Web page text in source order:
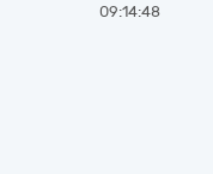
09:14:48